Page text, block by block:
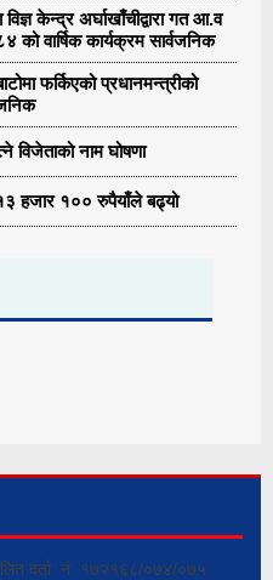
केन्द्र अर्घाखाँचीद्वारा गत आ.व
वार्षिक कार्यक्रम सार्वजनिक
फर्किएको प्रधानमन्त्रीको
विजेताको नाम घोषणा
हजार १०० रुपैयाँले बढ्यो
दर्ता नं. १७२१६८/०७४/०७५